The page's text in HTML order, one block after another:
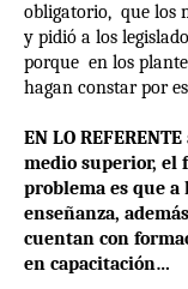
obligatorio, que los
y pidió a los
porque en los
hagan constar por
EN LO
medio superior, el
problema es que
enseñanza,
cuentan con
en capacitación…